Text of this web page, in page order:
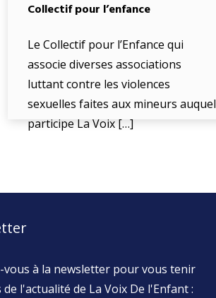
Collectif pour l’enfance
Le Collectif pour l’Enfance qui
associe diverses associations
luttant contre les violences
sexuelles faites aux mineurs auquel
participe La Voix […]
vous à la newsletter pour vous tenir
l'actualité de La Voix De l'Enfant :